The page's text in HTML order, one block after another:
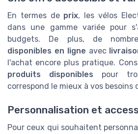
En termes de prix, les vélos
dans une gamme variée pour
budgets. De plus, de
disponibles en ligne avec
l'achat encore plus pratique.
produits disponibles pour
correspond le mieux à vos besoins
Personnalisation et
Pour ceux qui souhaitent